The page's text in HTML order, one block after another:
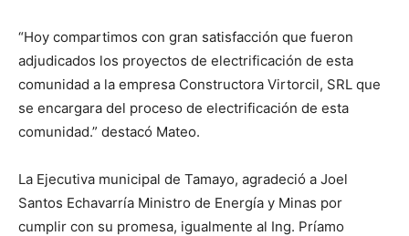
“Hoy compartimos con gran satisfacción que fueron
adjudicados los proyectos de electrificación de esta
comunidad a la empresa Constructora Virtorcil, SRL que
se encargara del proceso de electrificación de esta
comunidad.” destacó Mateo.
La Ejecutiva municipal de Tamayo, agradeció a Joel
Santos Echavarría Ministro de Energía y Minas por
cumplir con su promesa, igualmente al Ing. Príamo